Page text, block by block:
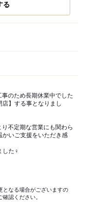
る
のため長期休業中でした
】する事となりまし
不定期な営業にも関わら
かいご支援をいただき感
した‍♀️
となる場合がございますの
認ください。